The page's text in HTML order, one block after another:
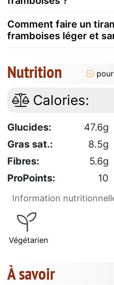
Comment faire un
framboises léger et
Nutrition
Calories:
Glucides: 47.6g
Gras sat.:
8.5g
Fibres:
5.6g
ProPoints:
10
Information
Végétarien
À savoir